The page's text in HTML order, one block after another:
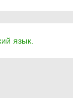
язык.